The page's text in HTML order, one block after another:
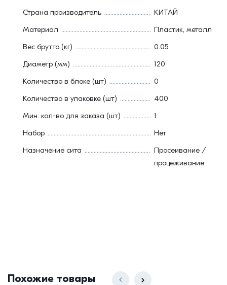
Страна производитель
КИТАЙ
Материал
Пластик, металл
Вес брутто (кг)
0.05
Диаметр (мм)
120
Количество в блоке (шт)
0
Количество в упаковке (шт)
400
Мин. кол-во для заказа (шт)
1
Набор
Нет
Назначение сита
Просеивание /
процеживание
Похожие товары